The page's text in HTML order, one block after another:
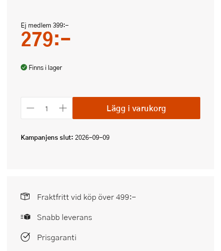
Ej medlem 399:-
279:-
Finns i lager
Lägg i varukorg
Kampanjens slut: 2026-09-09
Fraktfritt vid köp över 499:-
Snabb leverans
Prisgaranti